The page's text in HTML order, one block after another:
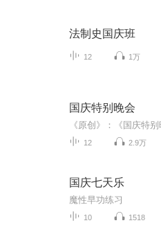
法制史国庆班
12 1万
国庆特别晚会
12 2.9万
国庆七天乐
魔性早功练习
10 1518